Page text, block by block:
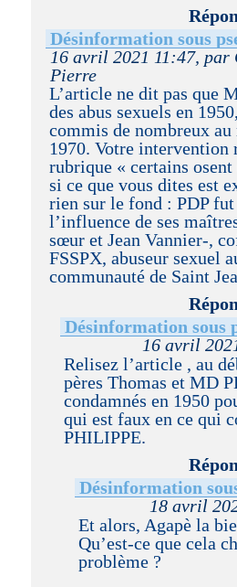
Désinformation sous
16 avril 2021 11:47, par
Pierre
L’article ne dit pas que
des abus sexuels en
commis de nombreux
1970. Votre intervention
rubrique « certains
si ce que vous dites est
rien sur le fond : PDP
l’influence de ses
sœur et Jean Vannier-,
FSSPX, abuseur sexuel
communauté de Saint
Désinformation sous
16 avril
Relisez l’article , au
pères Thomas et MD
condamnés en 1950
qui est faux en ce qui
PHILIPPE.
Désinformation
18 avril
Et alors, Agapè la
Qu’est-ce que cela
problème ?